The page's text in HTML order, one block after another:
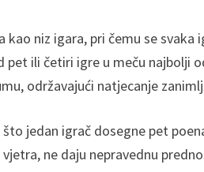
kao niz igara, pri čemu se svaka
ili četiri igre u meču najbolji
održavajući natjecanje
jedan igrač dosegne pet
ne daju nepravednu